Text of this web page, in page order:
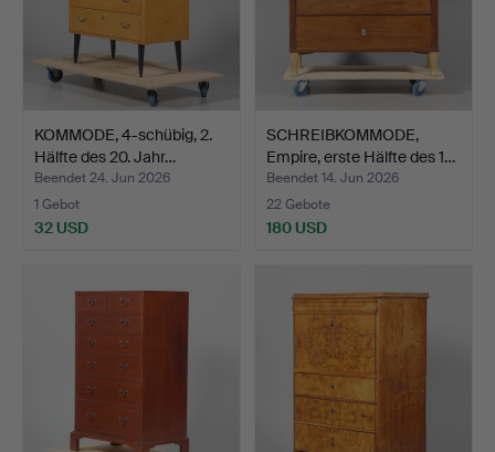
KOMMODE, 4-schübig, 2.
Hälfte des 20. Jahr…
Beendet 24. Jun 2026
1 Gebot
32 USD
SCHREIBKOMMODE,
Empire, erste Hälfte des 1…
Beendet 14. Jun 2026
22 Gebote
180 USD